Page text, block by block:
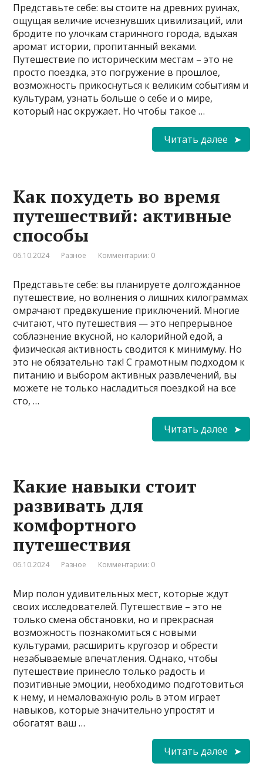
Представьте себе: вы стоите на древних руинах,
ощущая величие исчезнувших цивилизаций, или
бродите по улочкам старинного города, вдыхая
аромат истории, пропитанный веками.
Путешествие по историческим местам – это не
просто поездка, это погружение в прошлое,
возможность прикоснуться к великим событиям и
культурам, узнать больше о себе и о мире,
который нас окружает. Но чтобы такое …
Читать далее
Как похудеть во время
путешествий: активные
способы
06.10.2024 Разное Комментарии: 0
Представьте себе: вы планируете долгожданное
путешествие, но волнения о лишних килограммах
омрачают предвкушение приключений. Многие
считают, что путешествия — это непрерывное
соблазнение вкусной, но калорийной едой, а
физическая активность сводится к минимуму. Но
это не обязательно так! С грамотным подходом к
питанию и выбором активных развлечений, вы
можете не только насладиться поездкой на все
сто, …
Читать далее
Какие навыки стоит
развивать для
комфортного
путешествия
06.10.2024 Разное Комментарии: 0
Мир полон удивительных мест, которые ждут
своих исследователей. Путешествие – это не
только смена обстановки, но и прекрасная
возможность познакомиться с новыми
культурами, расширить кругозор и обрести
незабываемые впечатления. Однако, чтобы
путешествие принесло только радость и
позитивные эмоции, необходимо подготовиться
к нему, и немаловажную роль в этом играет
навыков, которые значительно упростят и
обогатят ваш …
Читать далее